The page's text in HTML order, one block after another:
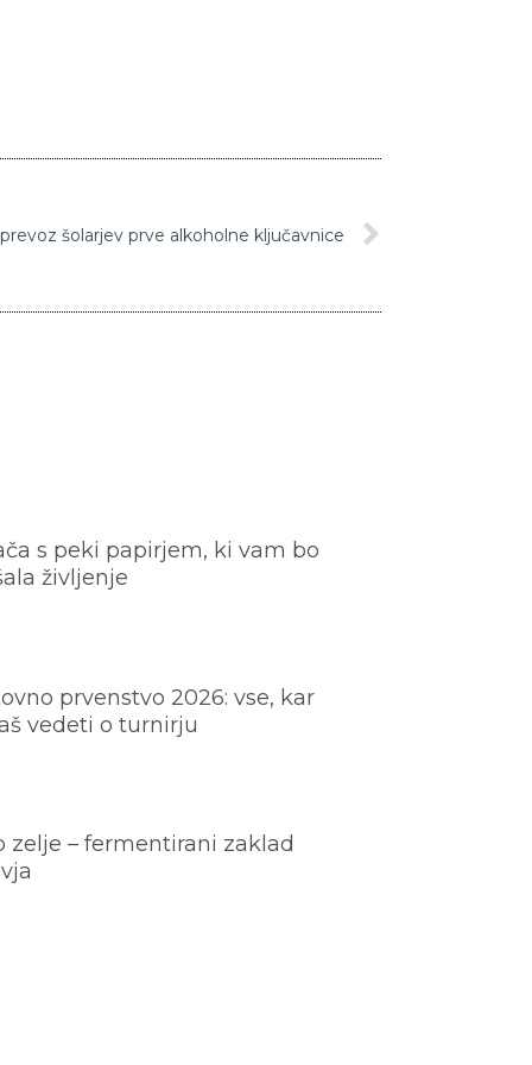
šolarjev prve alkoholne ključavnice
s peki papirjem, ki vam bo
življenje
prvenstvo 2026: vse, kar
vedeti o turnirju
zelje – fermentirani zaklad